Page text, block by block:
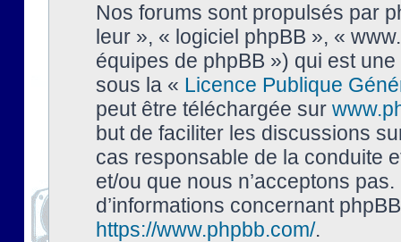
Nos forums sont propulsés par
leur », « logiciel phpBB », «
équipes de phpBB ») qui est
sous la « Licence Publique
peut être téléchargée sur
but de faciliter les discussions
cas responsable de la conduite
et/ou que nous n’acceptons
d’informations concernant
https://www.phpbb.com/.